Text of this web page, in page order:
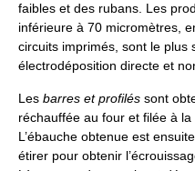
faibles et des rubans. Les
inférieure à 70 micromètres,
circuits imprimés, sont le plus
électrodéposition directe et
Les barres et profilés sont
réchauffée au four et filée à
L’ébauche obtenue est
étirer pour obtenir